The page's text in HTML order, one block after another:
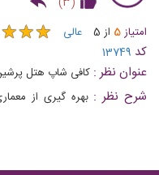
امتیاز5 از 5 عالی ★★★
★★★
کد 13749
عنوان نظر : کافی شاپ هتل
شرح نظر : بهره گیری از